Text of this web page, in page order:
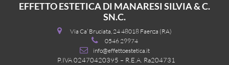
EFFETTO ESTETICA DI MANARESI SILVIA & C.
SN.C.
Via Ca’ Bruciata, 24 48018 Faenza (RA)
0546 29974
info@effettoestetica.it
P.IVA 02470420395 – R.E.A. Ra204731